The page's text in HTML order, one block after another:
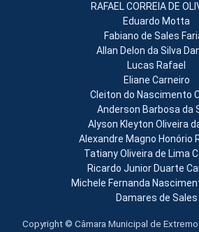
RAFAEL CORREIA DE
Eduardo Motta
Fabiano de Sales
Allan Delon da Silva
Lucas Rafael
Eliane Carneiro
Cleiton do Nascimento
Anderson Barbosa da
Alyson Kleyton Oliveira
Alexandre Magno Honório
Tatiany Oliveira de Lima
Ricardo Junior Duarte
Michele Fernanda
Damares de Sales
Copyright © Câmara Municipal de